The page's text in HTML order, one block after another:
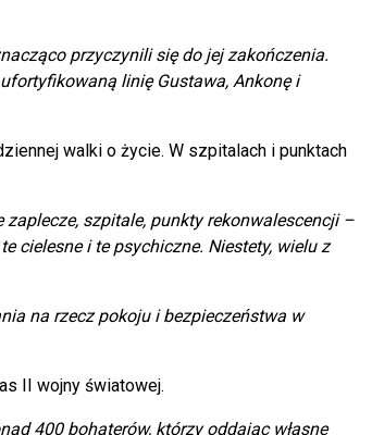
przyczynili się do jej zakończenia.
linię Gustawa, Ankonę i
walki o życie. W szpitalach i punktach
szpitale, punkty rekonwalescencji –
cielesne i te psychiczne. Niestety, wielu z
na rzecz pokoju i bezpieczeństwa w
II wojny światowej.
400 bohaterów, którzy oddając własne